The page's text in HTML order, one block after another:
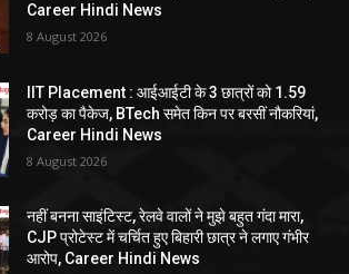
Career Hindi News
8 August 2026
IIT Placement : आईआईटी के 3 छात्रों को 1.59
करोड़ का पैकेज, BTech समेत किन पर बरसीं नौकरियां,
Career Hindi News
8 August 2026
नहीं बनना साइंटिस्ट, रेलवे वालों ने मुझे बहुत गंदा मारा,
CJP प्रोटेस्ट में चर्चित हुए बिहारी छात्र ने लगाए गंभीर
आरोप, Career Hindi News